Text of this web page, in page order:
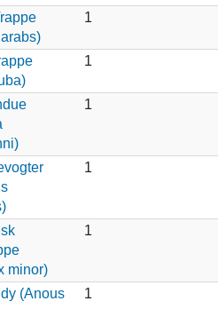
1
1
1
1
minor)
1
(Anous
1